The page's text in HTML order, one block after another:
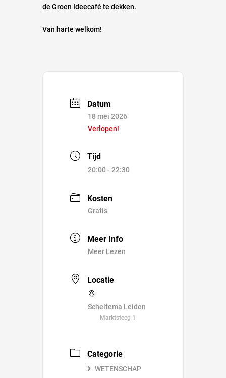
de Groen Ideecafé te dekken.
Van harte welkom!
Datum
18 mei 2026
Verlopen!
Tijd
20:00 - 22:30
Kosten
Gratis
Meer Info
Meer Lezen
Locatie
Scheltema Leiden
Marktsteeg 1
Categorie
WETENSCHAP